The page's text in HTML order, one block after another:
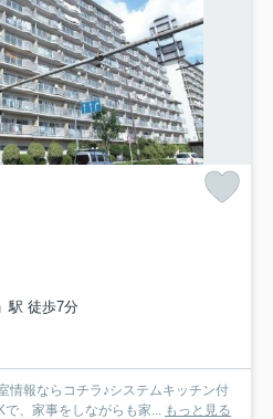
駅 徒歩7分
情報ならコチラ♪システムキッチン付
、家事をしながらも家...
もっと見る